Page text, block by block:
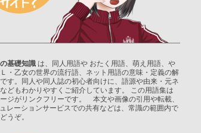
基礎知識 は、同人用語や おたく用語、萌え用語、や
・乙女の世界の流行語、ネット用語の意味・定義の解
す。同人や同人誌の初心者向けに、語源や由来・元ネ
どもわかりやすくご紹介しています。 この用語集は
ジがリンクフリーです。 本文や画像の引用や転載、
レーションサービスでの共有などは、常識の範囲内で
うぞ。